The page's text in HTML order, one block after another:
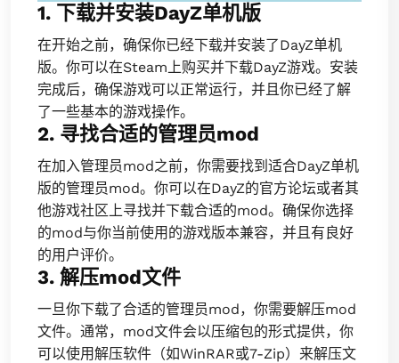
1. 下载并安装DayZ单机版
在开始之前，确保你已经下载并安装了DayZ单机
版。你可以在Steam上购买并下载DayZ游戏。安装
完成后，确保游戏可以正常运行，并且你已经了解
了一些基本的游戏操作。
2. 寻找合适的管理员mod
在加入管理员mod之前，你需要找到适合DayZ单机
版的管理员mod。你可以在DayZ的官方论坛或者其
他游戏社区上寻找并下载合适的mod。确保你选择
的mod与你当前使用的游戏版本兼容，并且有良好
的用户评价。
3. 解压mod文件
一旦你下载了合适的管理员mod，你需要解压mod
文件。通常，mod文件会以压缩包的形式提供，你
可以使用解压软件（如WinRAR或7-Zip）来解压文